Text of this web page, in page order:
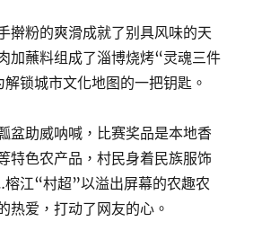
擀粉的爽滑成就了别具风味的天
加蘸料组成了淄博烧烤“灵魂三件
锁城市文化地图的一把钥匙。
盆助威呐喊，比赛奖品是本地香
特色农产品，村民身着民族服饰
江“村超”以溢出屏幕的农趣农
热爱，打动了网友的心。